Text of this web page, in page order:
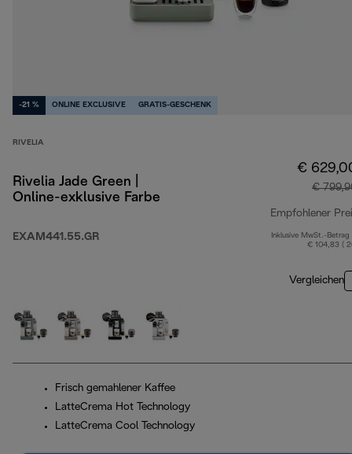
-21 % ONLINE EXCLUSIVE GRATIS-GESCHENK
RIVELIA
Rivelia Jade Green |
Online-exklusive Farbe
EXAM441.55.GR
€
€
Empfohlener
Inklusive MwSt.-Betrag
€ 104,83 (
Vergleichen
Frisch gemahlener Kaffee
LatteCrema Hot Technology
LatteCrema Cool Technology